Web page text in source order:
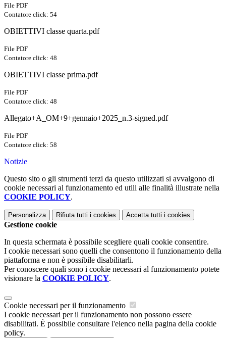
File PDF
Contatore click: 54
OBIETTIVI classe quarta.pdf
File PDF
Contatore click: 48
OBIETTIVI classe prima.pdf
File PDF
Contatore click: 48
Allegato+A_OM+9+gennaio+2025_n.3-signed.pdf
File PDF
Contatore click: 58
Notizie
Questo sito o gli strumenti terzi da questo utilizzati si avvalgono di
cookie necessari al funzionamento ed utili alle finalità illustrate nella
COOKIE POLICY.
Personalizza Rifiuta tutti i cookies Accetta tutti i cookies
Gestione cookie
In questa schermata è possibile scegliere quali cookie consentire.
I cookie necessari sono quelli che consentono il funzionamento della
piattaforma e non è possibile disabilitarli.
Per conoscere quali sono i cookie necessari al funzionamento potete
visionare la COOKIE POLICY.
Cookie necessari per il funzionamento
I cookie necessari per il funzionamento non possono essere
disabilitati. È possibile consultare l'elenco nella pagina della cookie
policy.